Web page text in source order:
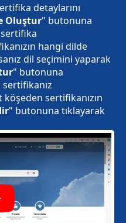
detaylarını
Oluştur" butonuna
hangi dilde
dil seçimini yaparak
" butonuna
sertifikanız
sertifikanızın
" butonuna tıklayarak